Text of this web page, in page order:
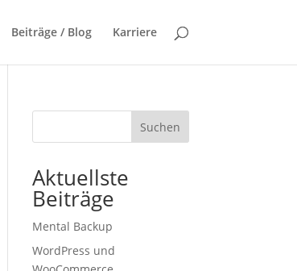
Beiträge / Blog Karriere
Suchen
Aktuellste
Beiträge
Mental Backup
WordPress und